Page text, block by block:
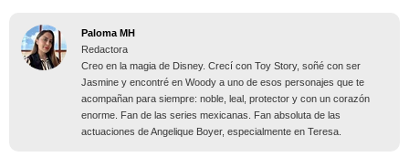
Paloma MH
Redactora
Creo en la magia de Disney. Crecí con Toy Story, soñé con ser
Jasmine y encontré en Woody a uno de esos personajes que te
acompañan para siempre: noble, leal, protector y con un corazón
enorme. Fan de las series mexicanas. Fan absoluta de las
actuaciones de Angelique Boyer, especialmente en Teresa.